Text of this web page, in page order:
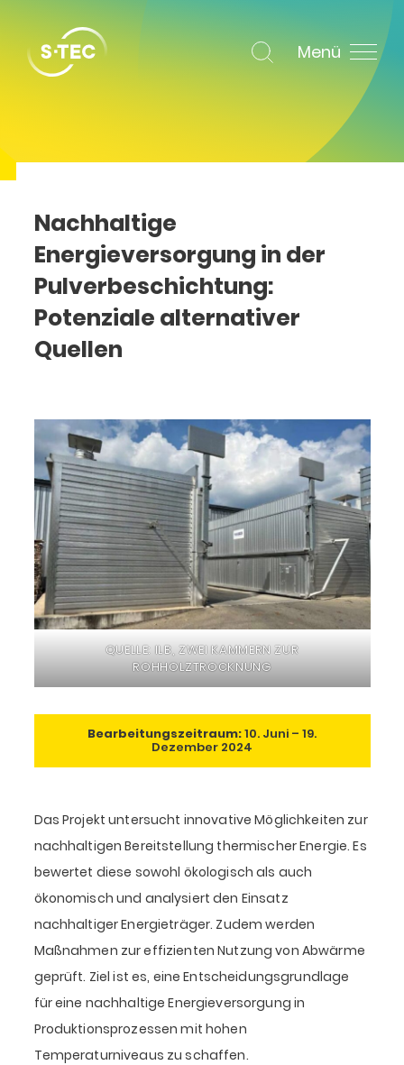
Menü
Nachhaltige
Energieversorgung in der
Pulverbeschichtung:
Potenziale alternativer
Quellen
QUELLE: ILB, ZWEI KAMMERN ZUR
ROHHOLZTROCKNUNG
Bearbeitungszeitraum:10. Juni – 19.
Dezember 2024
Das Projekt untersucht innovative Möglichkeiten zur
nachhaltigen Bereitstellung thermischer Energie. Es
bewertet diese sowohl ökologisch als auch
ökonomisch und analysiert den Einsatz
nachhaltiger Energieträger. Zudem werden
Maßnahmen zur effizienten Nutzung von Abwärme
geprüft. Ziel ist es, eine Entscheidungsgrundlage
für eine nachhaltige Energieversorgung in
Produktionsprozessen mit hohen
Temperaturniveaus zu schaffen.